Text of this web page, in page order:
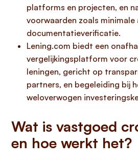
platforms en projecten, en
voorwaarden zoals minimale
documentatieverificatie.
Lening.com biedt een
vergelijkingsplatform voor
leningen, gericht op
partners, en begeleiding bij
weloverwogen
Wat is vastgoed
en hoe werkt het?